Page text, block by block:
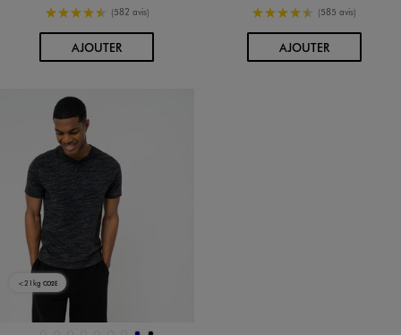
4.5/5 de moyenne
(582 avis)
AJOUTERAU PANIER
4.5/5 de moyenne
(585 avis)
AJOUTERAU PANIER
<21kg CO2E